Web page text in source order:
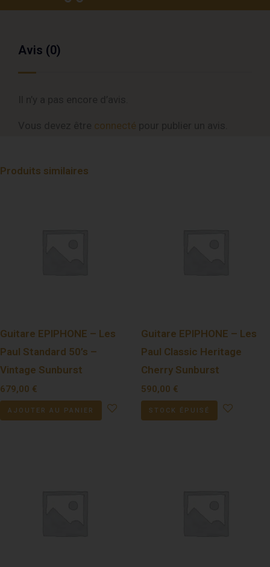
Avis (0)
connecté
Produits similaires
Guitare EPIPHONE – Les
Paul Standard 50’s –
Vintage Sunburst
679,00 €
AJOUTER AU PANIER
Guitare EPIPHONE – Les
Paul Classic Heritage
Cherry Sunburst
590,00 €
STOCK ÉPUISÉ